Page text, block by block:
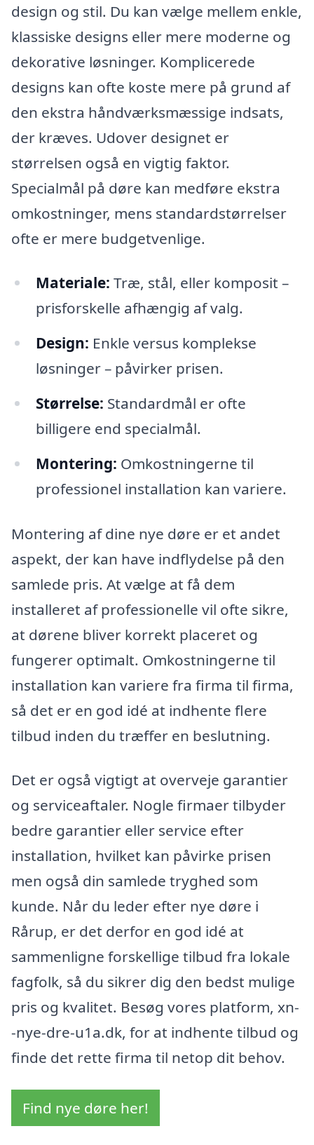
design og stil. Du kan vælge mellem enkle,
klassiske designs eller mere moderne og
dekorative løsninger. Komplicerede
designs kan ofte koste mere på grund af
den ekstra håndværksmæssige indsats,
der kræves. Udover designet er
størrelsen også en vigtig faktor.
Specialmål på døre kan medføre ekstra
omkostninger, mens standardstørrelser
ofte er mere budgetvenlige.
Materiale: Træ, stål, eller komposit –
prisforskelle afhængig af valg.
Design: Enkle versus komplekse
løsninger – påvirker prisen.
Størrelse: Standardmål er ofte
billigere end specialmål.
Montering: Omkostningerne til
professionel installation kan variere.
Montering af dine nye døre er et andet
aspekt, der kan have indflydelse på den
samlede pris. At vælge at få dem
installeret af professionelle vil ofte sikre,
at dørene bliver korrekt placeret og
fungerer optimalt. Omkostningerne til
installation kan variere fra firma til firma,
så det er en god idé at indhente flere
tilbud inden du træffer en beslutning.
Det er også vigtigt at overveje garantier
og serviceaftaler. Nogle firmaer tilbyder
bedre garantier eller service efter
installation, hvilket kan påvirke prisen
men også din samlede tryghed som
kunde. Når du leder efter nye døre i
Rårup, er det derfor en god idé at
sammenligne forskellige tilbud fra lokale
fagfolk, så du sikrer dig den bedst mulige
pris og kvalitet. Besøg vores platform, xn-
-nye-dre-u1a.dk, for at indhente tilbud og
finde det rette firma til netop dit behov.
Find nye døre her!